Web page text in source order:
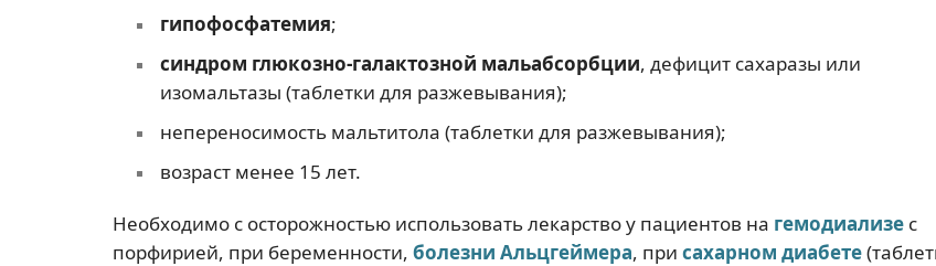
гипофосфатемия;
синдром глюкозно-галактозной мальабсорбции, дефицит сахаразы или
изомальтазы (таблетки для разжевывания);
непереносимость мальтитола (таблетки для разжевывания);
возраст менее 15 лет.
Необходимо с осторожностью использовать лекарство у пациентов на гемодиализе с
порфирией, при беременности, болезни Альцгеймера, при сахарном диабете